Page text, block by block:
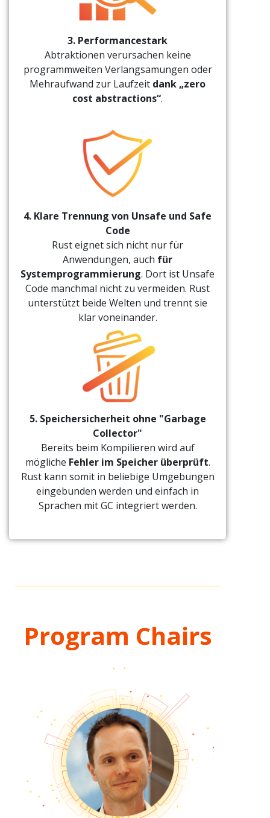
3. Performancestark
Abtraktionen verursachen keine
programmweiten Verlangsamungen oder
Mehraufwand zur Laufzeit dank „zero
cost abstractions“.
4. Klare Trennung von Unsafe und Safe
Code
Rust eignet sich nicht nur für
Anwendungen, auch für
Systemprogrammierung. Dort ist Unsafe
Code manchmal nicht zu vermeiden. Rust
unterstützt beide Welten und trennt sie
klar voneinander.
5. Speichersicherheit ohne "Garbage
Collector"
Bereits beim Kompilieren wird auf
mögliche Fehler im Speicher überprüft.
Rust kann somit in beliebige Umgebungen
eingebunden werden und einfach in
Sprachen mit GC integriert werden.
Program Chairs